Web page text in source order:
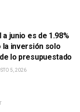
junio es de 1.98%
la inversión solo
lo presupuestado
5, 2026